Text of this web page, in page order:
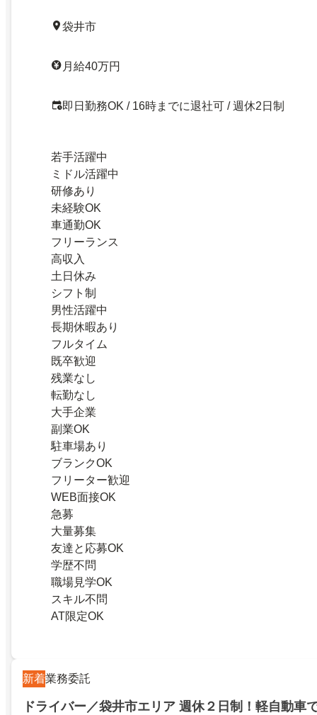
袋井市
月給40万円
即日勤務OK / 16時までに退社可 / 週休2日制
若手活躍中
ミドル活躍中
研修あり
未経験OK
車通勤OK
フリーランス
高収入
土日休み
シフト制
男性活躍中
長期休暇あり
フルタイム
既卒歓迎
残業なし
転勤なし
大手企業
副業OK
駐車場あり
ブランクOK
フリーター歓迎
WEB面接OK
急募
大量募集
友達と応募OK
学歴不問
職場見学OK
スキル不問
AT限定OK
新着業務委託
ドライバー／袋井市エリア 週休２日制！軽自動車